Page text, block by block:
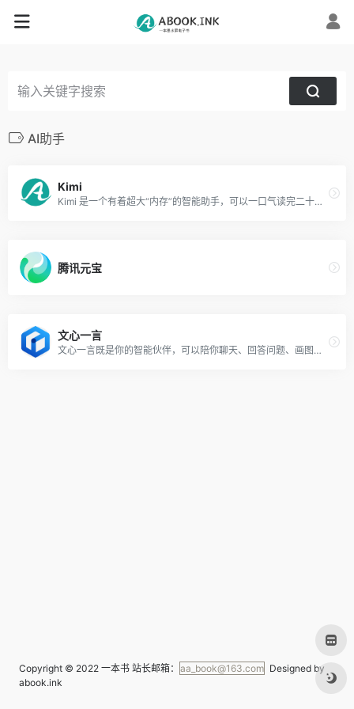
AI助手
Kimi
Kimi 是一个有着超大“内存”的智能助手，可以一口气读完二十万字的小说，还会上网冲浪，快来跟他聊聊吧 | Kimi - Moonshot AI 出品的智能助手
腾讯元宝
文心一言
文心一言既是你的智能伙伴，可以陪你聊天、回答问题、画图识图；也是你的AI助手，可以提供灵感、撰写文案、阅读文档、智能翻译，帮你高效完成工作和学习任务。
Copyright © 2022 一本书 站长邮箱： aa_book@163.com Designed by
abook.ink